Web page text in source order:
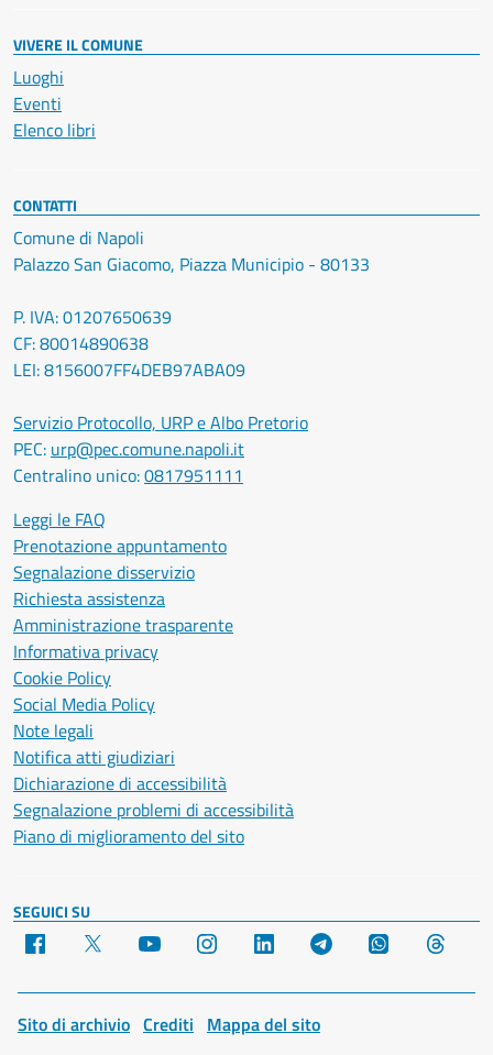
VIVERE IL COMUNE
Luoghi
Eventi
Elenco libri
CONTATTI
Comune di Napoli
Palazzo San Giacomo, Piazza Municipio - 80133
P. IVA: 01207650639
CF: 80014890638
LEI: 8156007FF4DEB97ABA09
Servizio Protocollo, URP e Albo Pretorio
PEC: urp@pec.comune.napoli.it
Centralino unico:0817951111
Leggi le FAQ
Prenotazione appuntamento
Segnalazione disservizio
Richiesta assistenza
Amministrazione trasparente
Informativa privacy
Cookie Policy
Social Media Policy
Note legali
Notifica atti giudiziari
Dichiarazione di accessibilità
Segnalazione problemi di accessibilità
Piano di miglioramento del sito
SEGUICI SU
Facebook YouTube Instagram LinkedIn Telegram WhatsApp
Sito di archivio Crediti Mappa del sito